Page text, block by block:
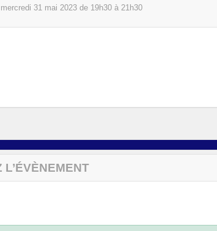
mercredi 31 mai 2023 de 19h30 à 21h30
L’ÉVÈNEMENT